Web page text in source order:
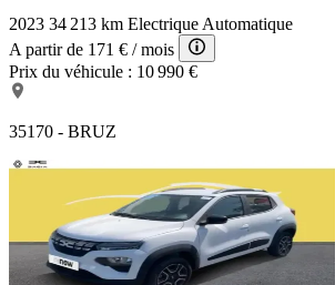
2023 34 213 km Electrique Automatique
A partir de 171 € / mois
Prix du véhicule : 10 990 €
35170 - BRUZ